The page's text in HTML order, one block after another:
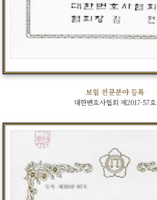
보험 전문분야 등록
대한변호사협회 제2017-57호